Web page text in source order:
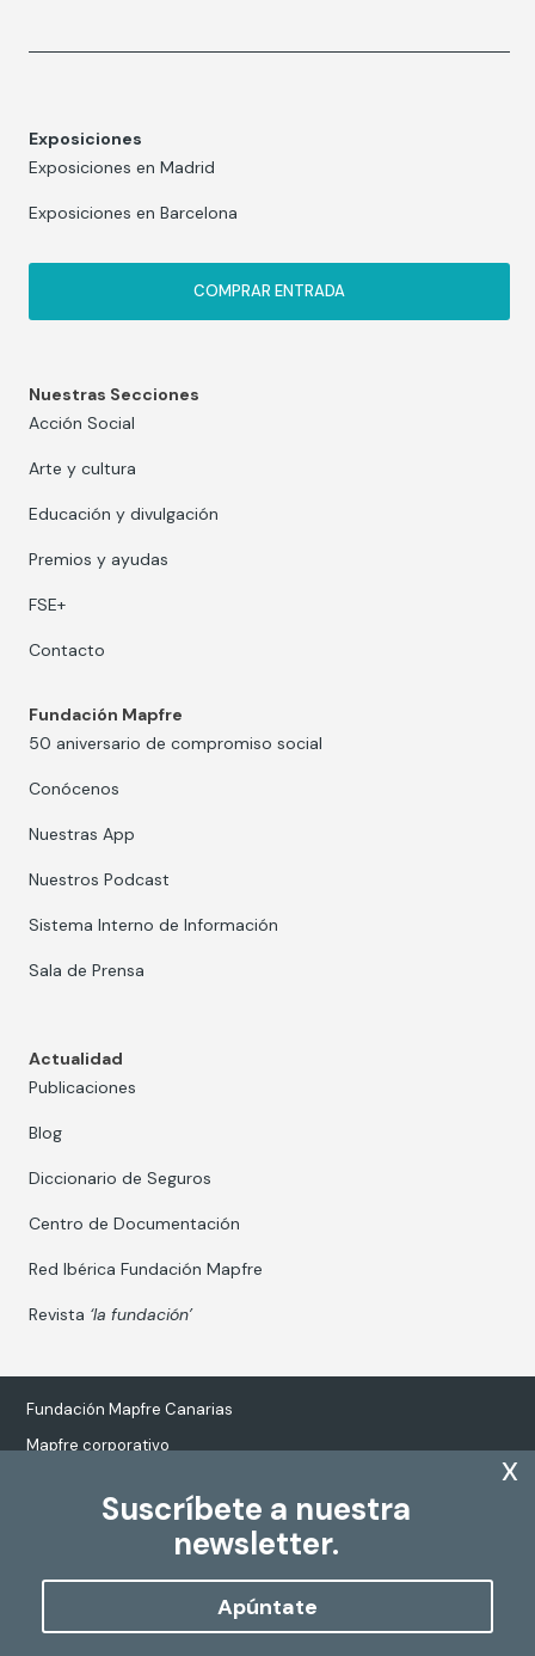
Suscríbete a nuestra
newsletter.
Apúntate
x
Exposiciones
Exposiciones en Madrid
Exposiciones en Barcelona
COMPRAR ENTRADA
Nuestras Secciones
Acción Social
Arte y cultura
Educación y divulgación
Premios y ayudas
FSE+
Contacto
Fundación Mapfre
50 aniversario de compromiso social
Conócenos
Nuestras App
Nuestros Podcast
Sistema Interno de Información
Sala de Prensa
Actualidad
Publicaciones
Blog
Diccionario de Seguros
Centro de Documentación
Red Ibérica Fundación Mapfre
Revista ‘la fundación’
Fundación Mapfre Canarias
Mapfre corporativo
Tratamiento de datos personales
Política de Cookies